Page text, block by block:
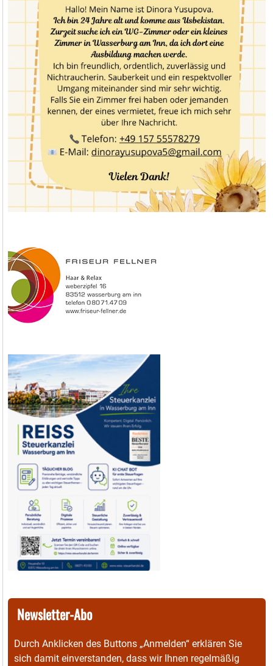
Newsletter-Abo
Durch Anklicken des Buttons „Anmelden“ erklären Sie
sich damit einverstanden, dass wir Ihnen regelmäßig